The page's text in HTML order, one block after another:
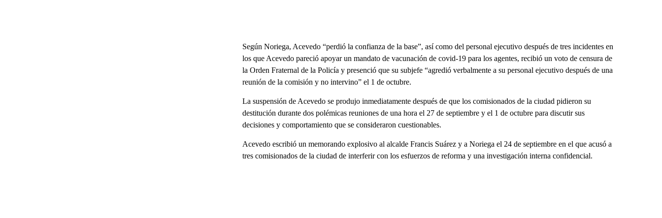
Según Noriega, Acevedo “perdió la confianza de la base”, así como del personal ejecutivo después de tres incidentes en
los que Acevedo pareció apoyar un mandato de vacunación de covid-19 para los agentes, recibió un voto de censura de
la Orden Fraternal de la Policía y presenció que su subjefe “agredió verbalmente a su personal ejecutivo después de una
reunión de la comisión y no intervino” el 1 de octubre.
La suspensión de Acevedo se produjo inmediatamente después de que los comisionados de la ciudad pidieron su
destitución durante dos polémicas reuniones de una hora el 27 de septiembre y el 1 de octubre para discutir sus
decisiones y comportamiento que se consideraron cuestionables.
Acevedo escribió un memorando explosivo al alcalde Francis Suárez y a Noriega el 24 de septiembre en el que acusó a
tres comisionados de la ciudad de interferir con los esfuerzos de reforma y una investigación interna confidencial.